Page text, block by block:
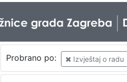
Probrano po: Izvještaj o radu